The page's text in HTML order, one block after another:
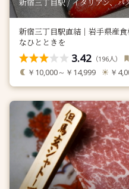
新宿三丁目駅直結｜岩手県産
なひとときを
3.42 （196人）
￥10,000～￥14,999 ￥